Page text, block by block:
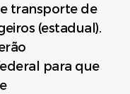
transporte de
(estadual).
para que